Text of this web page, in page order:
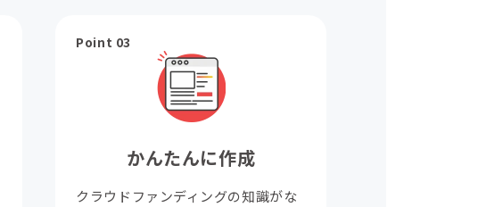
Point 03
かんたんに作成
クラウドファンディングの知識がな